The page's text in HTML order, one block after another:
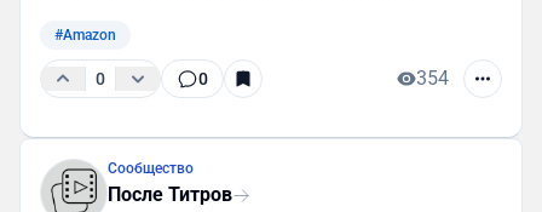
#Amazon
0 0 354
Сообщество
После Титров